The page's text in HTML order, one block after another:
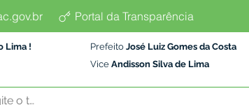
Portal da Transparência
Lima ! Prefeito José Luiz Gomes da Costa
Vice Andisson Silva de Lima